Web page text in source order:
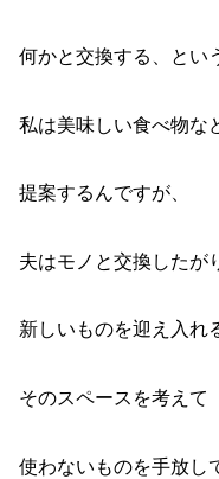
何かと交換する、とい
私は美味しい食べ物な
提案するんですが、
夫はモノと交換したが
新しいものを迎え入れ
そのスペースを考えて
使わないものを手放し